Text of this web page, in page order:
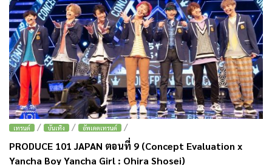
เทรนด์ / บันเทิง / อัพเดตเทรนด์ /
PRODUCE 101 JAPAN ตอนที่ 9 (Concept Evaluation x
Yancha Boy Yancha Girl : Ohira Shosei)